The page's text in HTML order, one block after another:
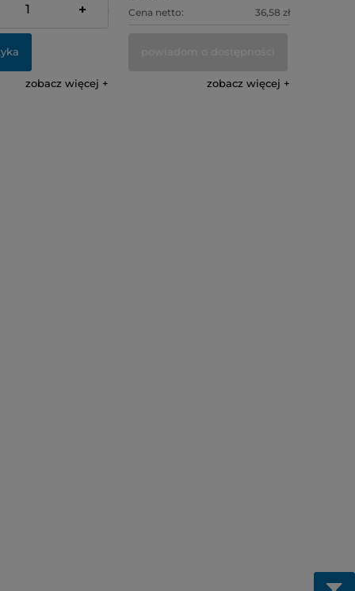
39,02 zł
+
zobacz więcej
Cena netto:
36,58 zł
zobacz więcej